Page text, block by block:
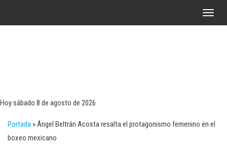
A
l
Hoy sábado 8 de agosto de 2026
Portada »Ángel Beltrán Acosta resalta el protagonismo femenino en el
boxeo mexicano